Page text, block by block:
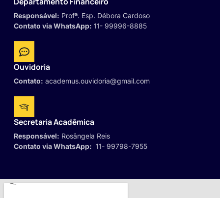
Responsável: Profª. Esp. Débora Cardoso
Contato via WhatsApp: 11- 99996-8885
Ouvidoria
Contato: academus.ouvidoria@gmail.com
Secretaria Acadêmica
Responsável: Rosângela Reis
Contato via WhatsApp: 11- 99798-7955